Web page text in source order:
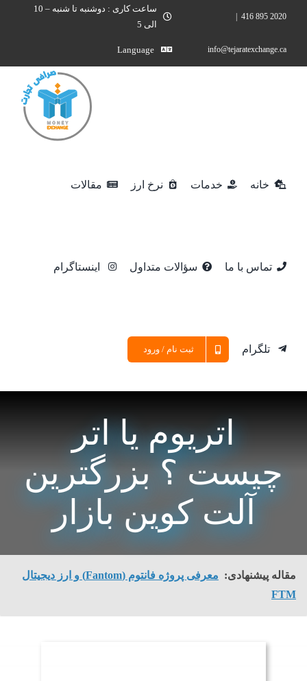
content
2020 895 416
info@tejaratexchange.ca
ساعت کاری : دوشنبه تا شنبه – 10
الی 5
Language
خانه خدمات نرخ ارز مقالات
تماس با ما سؤالات متداول اینستاگرام
تلگرام ثبت نام / ورود
اتریوم یا اتر
چیست ؟ بزرگترین
آلت کوین بازار
مقاله پیشنهادی:
معرفی پروژه فانتوم (Fantom) و ارز دیجیتال
FTM